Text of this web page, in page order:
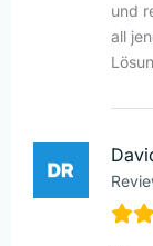
und
all